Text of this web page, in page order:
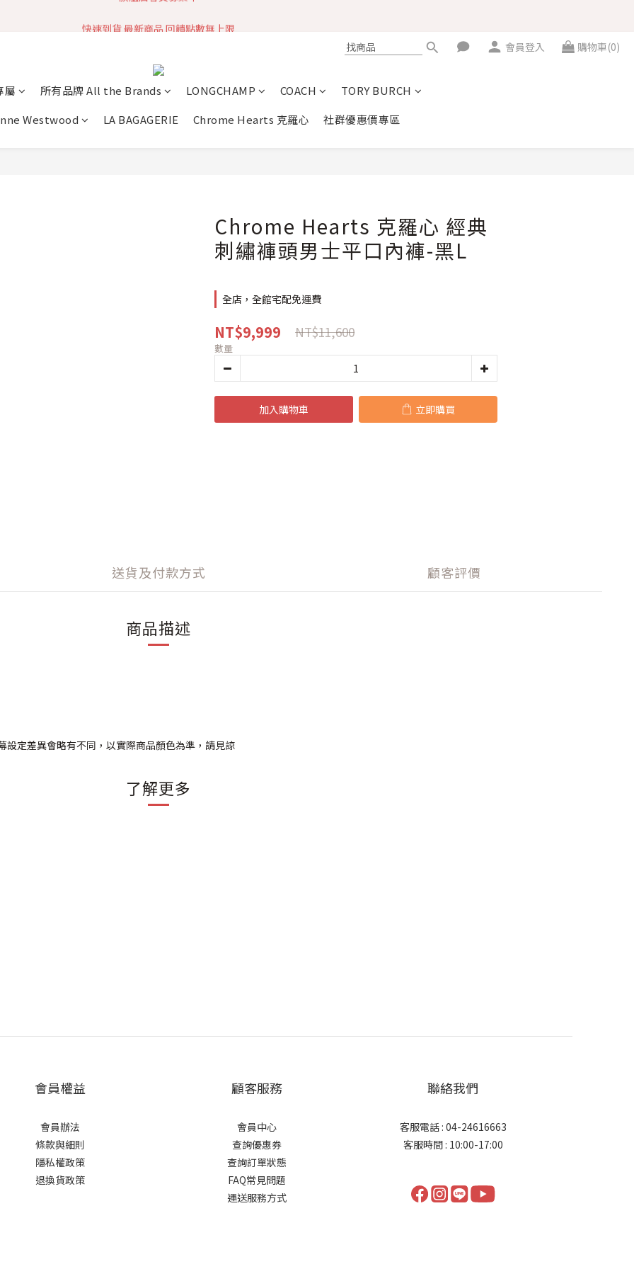
會員登入 購物車(0)
屬 所有品牌 All the Brands LONGCHAMP COACH
TORY BURCH
Westwood
LA BAGAGERIE Chrome Hearts 克羅心 社群優惠價專區
Chrome Hearts 克羅心 經典
刺繡褲頭男士平口內褲-黑L
全店，全館宅配免運費
NT$9,999 NT$11,600
數量
加入購物車 立即購買
送貨及付款方式 顧客評價
商品描述
定差異會略有不同，以實際商品顏色為準，請見諒
了解更多
會員權益
會員辦法
條款與細則
隱私權政策
退換貨政策
顧客服務
會員中心
查詢優惠券
查詢訂單狀態
FAQ常見問題
運送服務方式
聯絡我們
客服電話 : 04-24616663
客服時間 : 10:00-17:00